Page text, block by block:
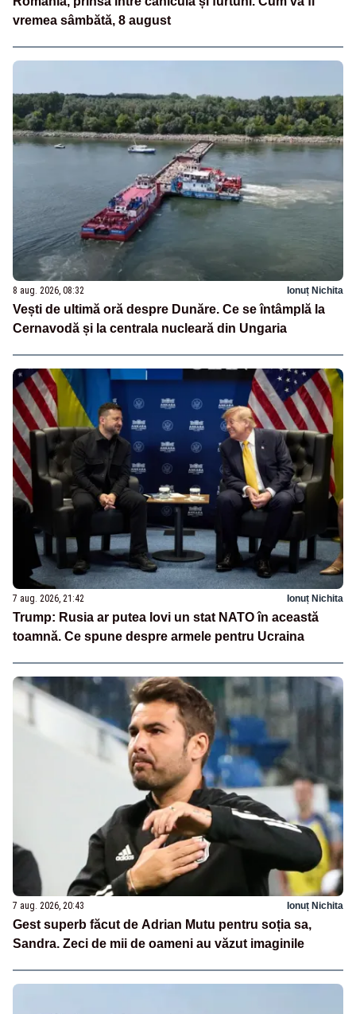
vremea sâmbătă, 8 august
8 aug. 2026, 08:32 Ionuț Nichita
Vești de ultimă oră despre Dunăre. Ce se întâmplă la
Cernavodă și la centrala nucleară din Ungaria
7 aug. 2026, 21:42 Ionuț Nichita
Trump: Rusia ar putea lovi un stat NATO în această
toamnă. Ce spune despre armele pentru Ucraina
7 aug. 2026, 20:43 Ionuț Nichita
Gest superb făcut de Adrian Mutu pentru soția sa,
Sandra. Zeci de mii de oameni au văzut imaginile